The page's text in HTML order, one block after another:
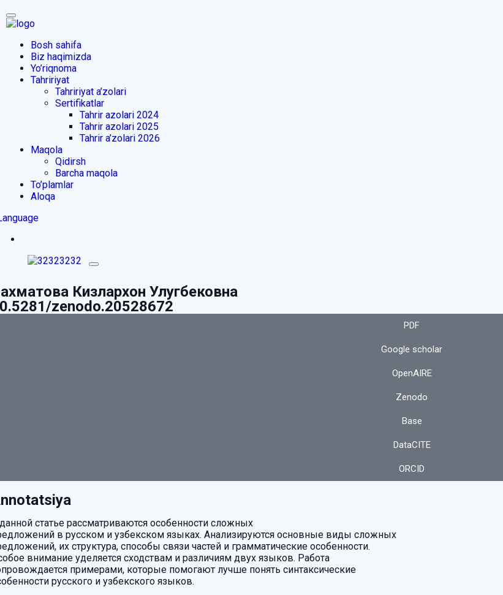
Bosh sahifa
Biz haqimizda
Yo’riqnoma
Tahririyat
Tahririyat a’zolari
Sertifikatlar
Tahrir azolari 2024
Tahrir azolari 2025
Tahrir a’zolari 2026
Maqola
Qidirsh
Barcha maqola
To’plamlar
Aloqa
Кизлархон Улугбековна
zenodo.20528672
PDF
Google scholar
OpenAIRE
Zenodo
Base
DataCITE
ORCID
статье рассматриваются особенности сложных
в русском и узбекском языках. Анализируются основные виды сложных
их структура, способы связи частей и грамматические особенности.
внимание уделяется сходствам и различиям двух языков. Работа
примерами, которые помогают лучше понять синтаксические
русского и узбекского языков.